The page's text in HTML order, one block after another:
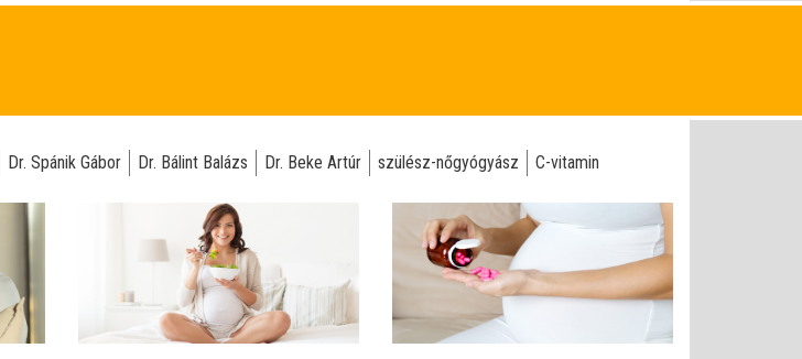
Dr. Spánik Gábor Dr. Bálint Balázs Dr. Beke Artúr szülész-nőgyógyász C-vitamin